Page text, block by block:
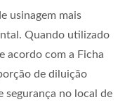
usinagem mais
Quando utilizado
acordo com a Ficha
de diluição
segurança no local de